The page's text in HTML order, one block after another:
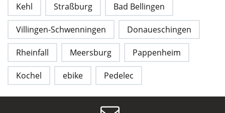
Kehl Straßburg Bad Bellingen
Villingen-Schwenningen Donaueschingen
Rheinfall Meersburg Pappenheim
Kochel ebike Pedelec